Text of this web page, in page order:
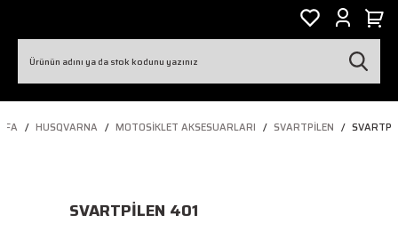
HUSQVARNA MOTOSIKLET AKSESUARLARI SVARTPILEN
SVARTPILEN 401